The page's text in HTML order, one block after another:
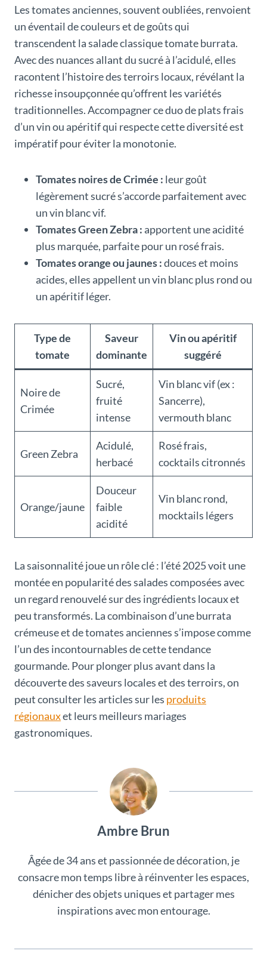
Les tomates anciennes, souvent oubliées, renvoient
un éventail de couleurs et de goûts qui
transcendent la salade classique tomate burrata.
Avec des nuances allant du sucré à l’acidulé, elles
racontent l’histoire des terroirs locaux, révélant la
richesse insoupçonnée qu’offrent les variétés
traditionnelles. Accompagner ce duo de plats frais
d’un vin ou apéritif qui respecte cette diversité est
impératif pour éviter la monotonie.
Tomates noires de Crimée : leur goût
légèrement sucré s’accorde parfaitement avec
un vin blanc vif.
Tomates Green Zebra :apportent une acidité
plus marquée, parfaite pour un rosé frais.
Tomates orange ou jaunes :douces et moins
acides, elles appellent un vin blanc plus rond ou
un apéritif léger.
Type de
tomate
Saveur
dominante
Vin ou apéritif
suggéré
Noire de
Crimée
Sucré,
fruité
intense
Vin blanc vif (ex :
Sancerre),
vermouth blanc
Green Zebra
Acidulé,
herbacé
Rosé frais,
cocktails citronnés
Orange/jaune
Douceur
faible
acidité
Vin blanc rond,
mocktails légers
La saisonnalité joue un rôle clé : l’été 2025 voit une
montée en popularité des salades composées avec
un regard renouvelé sur des ingrédients locaux et
peu transformés. La combinaison d’une burrata
crémeuse et de tomates anciennes s’impose comme
l’un des incontournables de cette tendance
gourmande. Pour plonger plus avant dans la
découverte des saveurs locales et des terroirs, on
peut consulter les articles sur les produits
régionauxet leurs meilleurs mariages
gastronomiques.
Ambre Brun
Âgée de 34 ans et passionnée de décoration, je
consacre mon temps libre à réinventer les espaces,
dénicher des objets uniques et partager mes
inspirations avec mon entourage.